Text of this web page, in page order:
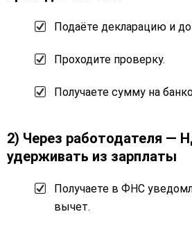
Подаёте декларацию и
Проходите проверку.
Получаете сумму на
2) Через работодателя —
удерживать из зарплаты
Получаете в ФНС
вычет.